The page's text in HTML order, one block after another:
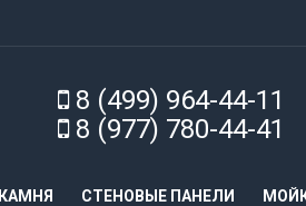
8 (499) 964-44-11
8 (977) 780-44-41
CТЕНОВЫЕ ПАНЕЛИ